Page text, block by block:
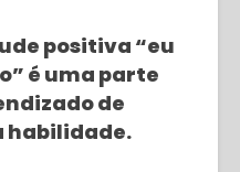
positiva “eu
é uma parte
de
habilidade.